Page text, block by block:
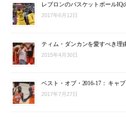
レブロンのバスケットボールIQ
2017年6月12日
ティム・ダンカンを愛すべき理
2015年4月30日
ベスト・オブ・2016-17： キャ
2017年7月27日